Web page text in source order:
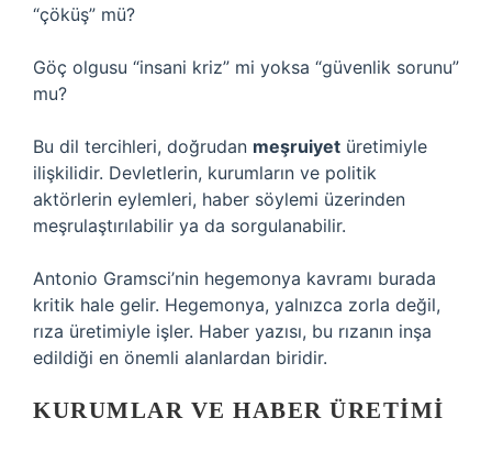
“çöküş” mü?
Göç olgusu “insani kriz” mi yoksa “güvenlik sorunu”
mu?
Bu dil tercihleri, doğrudan meşruiyet üretimiyle
ilişkilidir. Devletlerin, kurumların ve politik
aktörlerin eylemleri, haber söylemi üzerinden
meşrulaştırılabilir ya da sorgulanabilir.
Antonio Gramsci’nin hegemonya kavramı burada
kritik hale gelir. Hegemonya, yalnızca zorla değil,
rıza üretimiyle işler. Haber yazısı, bu rızanın inşa
edildiği en önemli alanlardan biridir.
KURUMLAR VE HABER ÜRETIMI